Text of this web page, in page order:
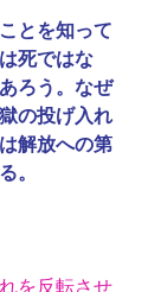
とを知って
死ではな
ろう。なぜ
の投げ入れ
解放への第
。
を反転させ